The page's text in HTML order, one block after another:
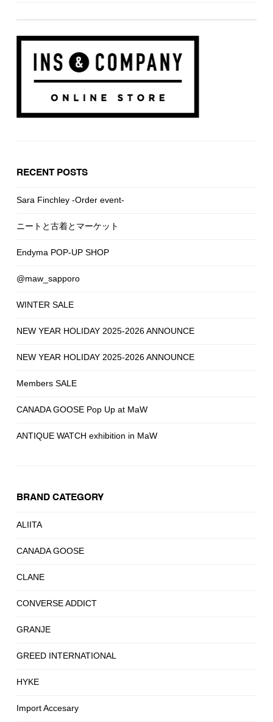
RECENT POSTS
Sara Finchley -Order event-
ニートと古着とマーケット
Endyma POP-UP SHOP
@maw_sapporo
WINTER SALE
NEW YEAR HOLIDAY 2025-2026 ANNOUNCE
NEW YEAR HOLIDAY 2025-2026 ANNOUNCE
Members SALE
CANADA GOOSE Pop Up at MaW
ANTIQUE WATCH exhibition in MaW
BRAND CATEGORY
ALIITA
CANADA GOOSE
CLANE
CONVERSE ADDICT
GRANJE
GREED INTERNATIONAL
HYKE
Import Accesary